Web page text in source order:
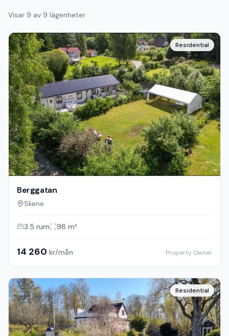
Visar 9 av 9 lägenheter
Residential
Berggatan
Skene
3.5 rum 98 m²
14 260 kr/mån Property Owner
Residential